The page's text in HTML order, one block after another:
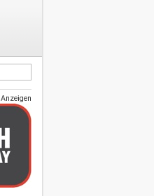
Anzeigen